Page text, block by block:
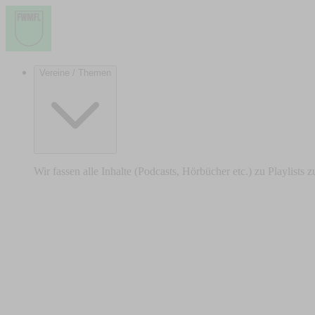
Vereine / Themen
Wir fassen alle Inhalte (Podcasts, Hörbücher etc.) zu Playlists